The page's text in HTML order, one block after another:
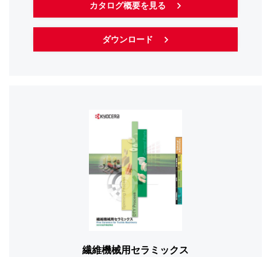
カタログ概要を見る
ダウンロード
繊維機械用セラミックス